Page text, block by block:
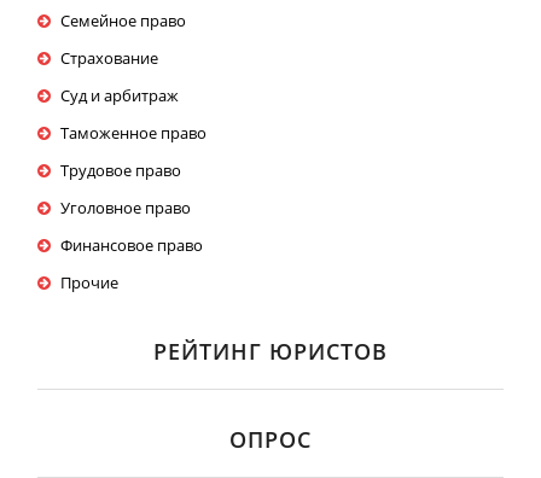
Семейное право
Страхование
Суд и арбитраж
Таможенное право
Трудовое право
Уголовное право
Финансовое право
Прочие
РЕЙТИНГ ЮРИСТОВ
ОПРОС